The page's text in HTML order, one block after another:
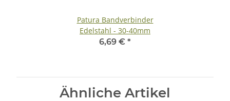
Patura Bandverbinder
Edelstahl - 30-40mm
6,69 € *
Ähnliche Artikel